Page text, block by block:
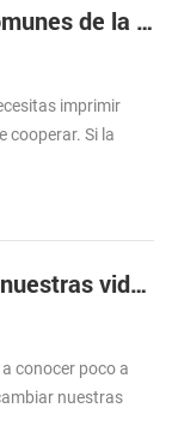
Solucionar Cuatro Problemas Comunes de la Impresora
imprimir
cooperar. Si la
AI la tecnología está cambiando nuestras vidas
conocer poco a
nuestras